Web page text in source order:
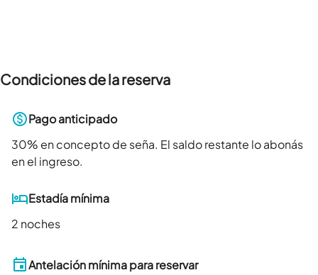
Condiciones de la reserva
Pago anticipado
30% en concepto de seña. El saldo restante lo abonás
en el ingreso.
Estadía mínima
2 noches
Antelación mínima para reservar